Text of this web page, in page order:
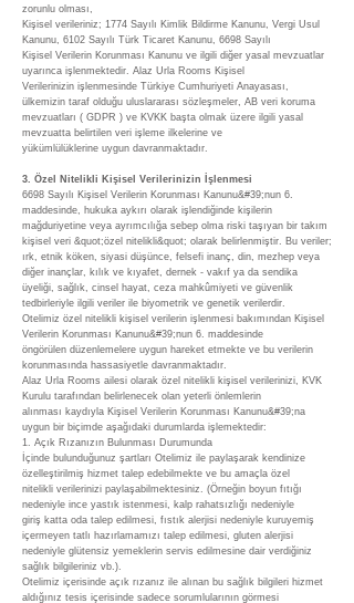
zorunlu olması,
Kişisel verileriniz; 1774 Sayılı Kimlik Bildirme Kanunu, Vergi Usul
Kanunu, 6102 Sayılı Türk Ticaret Kanunu, 6698 Sayılı
Kişisel Verilerin Korunması Kanunu ve ilgili diğer yasal mevzuatlar
uyarınca işlenmektedir. Alaz Urla Rooms Kişisel
Verilerinizin işlenmesinde Türkiye Cumhuriyeti Anayasası,
ülkemizin taraf olduğu uluslararası sözleşmeler, AB veri koruma
mevzuatları ( GDPR ) ve KVKK başta olmak üzere ilgili yasal
mevzuatta belirtilen veri işleme ilkelerine ve
yükümlülüklerine uygun davranmaktadır.
3. Özel Nitelikli Kişisel Verilerinizin İşlenmesi
6698 Sayılı Kişisel Verilerin Korunması Kanunu&#39;nun 6.
maddesinde, hukuka aykırı olarak işlendiğinde kişilerin
mağduriyetine veya ayrımcılığa sebep olma riski taşıyan bir takım
kişisel veri &quot;özel nitelikli&quot; olarak belirlenmiştir. Bu veriler;
ırk, etnik köken, siyasi düşünce, felsefi inanç, din, mezhep veya
diğer inançlar, kılık ve kıyafet, dernek - vakıf ya da sendika
üyeliği, sağlık, cinsel hayat, ceza mahkûmiyeti ve güvenlik
tedbirleriyle ilgili veriler ile biyometrik ve genetik verilerdir.
Otelimiz özel nitelikli kişisel verilerin işlenmesi bakımından Kişisel
Verilerin Korunması Kanunu&#39;nun 6. maddesinde
öngörülen düzenlemelere uygun hareket etmekte ve bu verilerin
korunmasında hassasiyetle davranmaktadır.
Alaz Urla Rooms ailesi olarak özel nitelikli kişisel verilerinizi, KVK
Kurulu tarafından belirlenecek olan yeterli önlemlerin
alınması kaydıyla Kişisel Verilerin Korunması Kanunu&#39;na
uygun bir biçimde aşağıdaki durumlarda işlemektedir:
1. Açık Rızanızın Bulunması Durumunda
İçinde bulunduğunuz şartları Otelimiz ile paylaşarak kendinize
özelleştirilmiş hizmet talep edebilmekte ve bu amaçla özel
nitelikli verilerinizi paylaşabilmektesiniz. (Örneğin boyun fıtığı
nedeniyle ince yastık istenmesi, kalp rahatsızlığı nedeniyle
giriş katta oda talep edilmesi, fıstık alerjisi nedeniyle kuruyemiş
içermeyen tatlı hazırlamamızı talep edilmesi, gluten alerjisi
nedeniyle glütensiz yemeklerin servis edilmesine dair verdiğiniz
sağlık bilgileriniz vb.).
Otelimiz içerisinde açık rızanız ile alınan bu sağlık bilgileri hizmet
aldığınız tesis içerisinde sadece sorumlularının görmesi